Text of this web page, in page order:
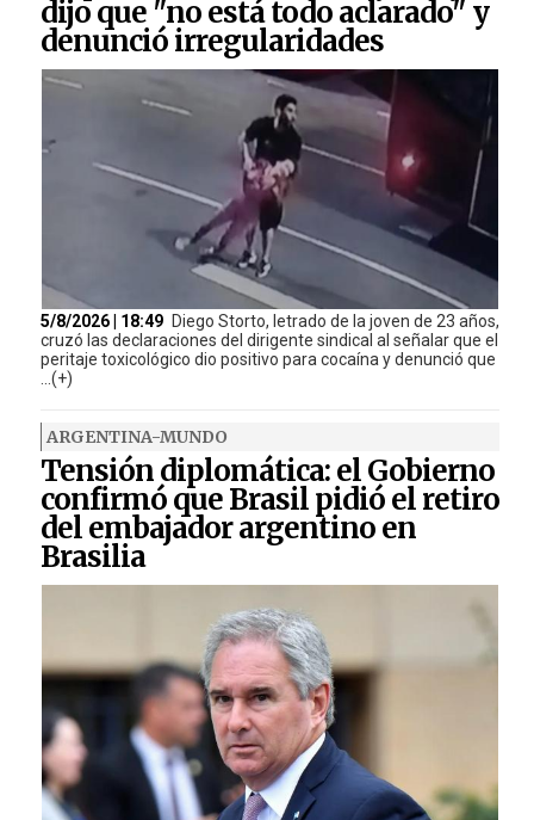
dijo que "no está todo aclarado" y
denunció irregularidades
5/8/2026 | 18:49 Diego Storto, letrado de la joven de 23 años,
cruzó las declaraciones del dirigente sindical al señalar que el
peritaje toxicológico dio positivo para cocaína y denunció que
...(+)
ARGENTINA-MUNDO
Tensión diplomática: el Gobierno
confirmó que Brasil pidió el retiro
del embajador argentino en
Brasilia